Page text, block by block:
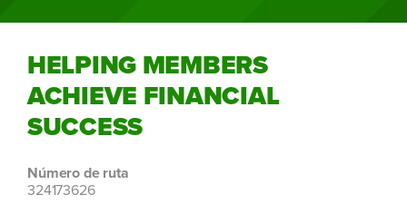
HELPING MEMBERS
ACHIEVE FINANCIAL
SUCCESS
Número de ruta
324173626